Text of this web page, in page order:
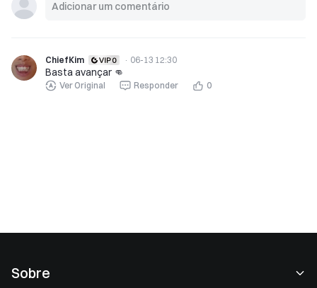
ChiefKim · 06-13 12:30
Basta avançar 👊
Ver Original Responder 0
Sobre